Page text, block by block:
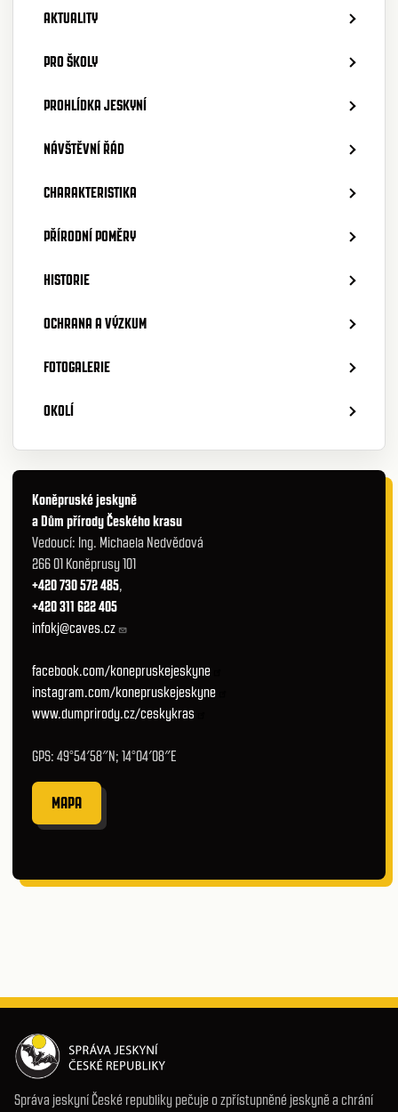
AKTUALITY
PRO ŠKOLY
PROHLÍDKA JESKYNÍ
NÁVŠTĚVNÍ ŘÁD
CHARAKTERISTIKA
PŘÍRODNÍ POMĚRY
HISTORIE
OCHRANA A VÝZKUM
FOTOGALERIE
OKOLÍ
Koněpruské jeskyně
a Dům přírody Českého krasu
Vedoucí: Ing. Michaela Nedvědová
266 01 Koněprusy 101
+420 730 572 485,
+420 311 622 405
infokj@caves.cz
facebook.com/konepruskejeskyne
instagram.com/konepruskejeskyne
www.dumprirody.cz/ceskykras
GPS: 49°54′58″N; 14°04′08″E
MAPA
Správa jeskyní České republiky pečuje o zpřístupněné jeskyně a chrání